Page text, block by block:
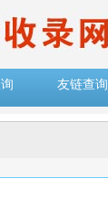
友链查询